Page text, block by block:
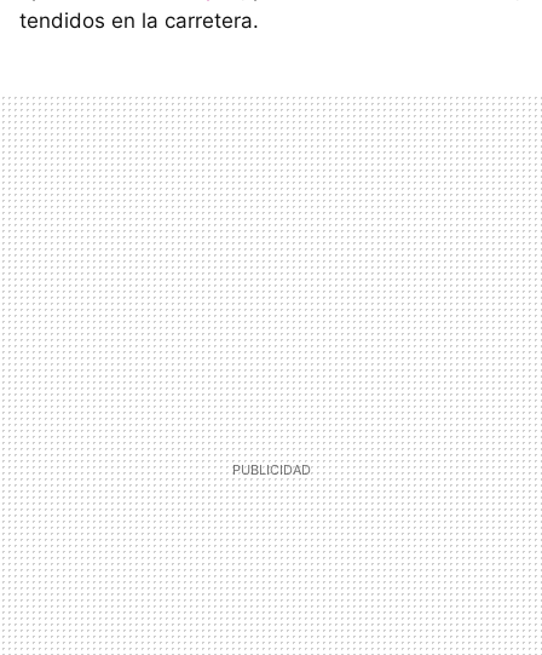
tendidos en la carretera.